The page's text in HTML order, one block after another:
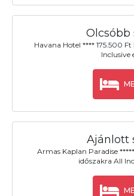
Olcsóbb
Havana Hotel **** 175.500
Inclusive
Ajánlott
Armas Kaplan Paradise
időszakra All